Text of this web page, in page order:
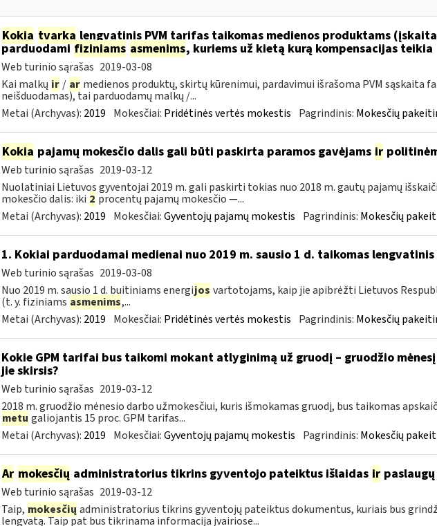
Kokia tvarkalengvatinis PVM tarifas taikomas medienos produktams
parduodamifiziniams asmenims, kuriems už kietą kurą kompensacijas teikia
Web turinio sąrašas 2019-03-08
Kai malkų ir / ar medienos produktų, skirtų kūrenimui, pardavimui išrašoma PVM sąskaita
neišduodamas), tai parduodamų malkų /...
Metai (Archyvas): 2019 Mokesčiai: Pridėtinės vertės mokestis Pagrindinis: Mokesčių
Kokia pajamų mokesčio dalis gali būti paskirta paramos gavėjams ir
Web turinio sąrašas 2019-03-12
Nuolatiniai Lietuvos gyventojai 2019 m. gali paskirti tokias nuo 2018 m. gautų pajamų
mokesčio dalis: iki 2 procentų pajamų mokesčio —...
Metai (Archyvas): 2019 Mokesčiai:Gyventojų pajamų mokestis Pagrindinis: Mokesčių
1. Kokiai parduodamai medienai nuo 2019 m. sausio 1 d. taikomas
Web turinio sąrašas 2019-03-08
Nuo 2019 m. sausio 1 d. buitiniams energijos vartotojams, kaip jie apibrėžti Lietuvos
(t. y. fiziniams asmenims,...
Metai (Archyvas): 2019 Mokesčiai: Pridėtinės vertės mokestis Pagrindinis: Mokesčių
Kokie GPM tarifai bus taikomi mokant atlyginimą už gruodį – gruodžio mėnesį
jie skirsis?
Web turinio sąrašas 2019-03-12
2018 m. gruodžio mėnesio darbo užmokesčiui, kuris išmokamas gruodį, bus taikomas
metu galiojantis 15 proc. GPM tarifas...
Metai (Archyvas): 2019 Mokesčiai:Gyventojų pajamų mokestis Pagrindinis: Mokesčių
Ar mokesčių administratorius tikrins gyventojo pateiktus išlaidas ir
Web turinio sąrašas 2019-03-12
Taip, mokesčių administratorius tikrins gyventojų pateiktus dokumentus, kuriais bus
lengvatą. Taip pat bus tikrinama informacija įvairiose...